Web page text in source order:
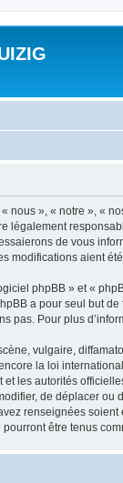
», « notre », «
légalement
de vous
modifications aient
phpBB » et «
a pour seul but
pas. Pour plus
vulgaire,
la loi
les autorités
de déplacer
renseignées
être tenus